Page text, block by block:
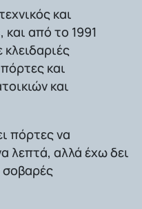
και
από το 1991
και
και
πόρτες να
λεπτά, αλλά έχω δει
σοβαρές